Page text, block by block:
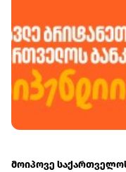
მოიპოვე საქართველოს